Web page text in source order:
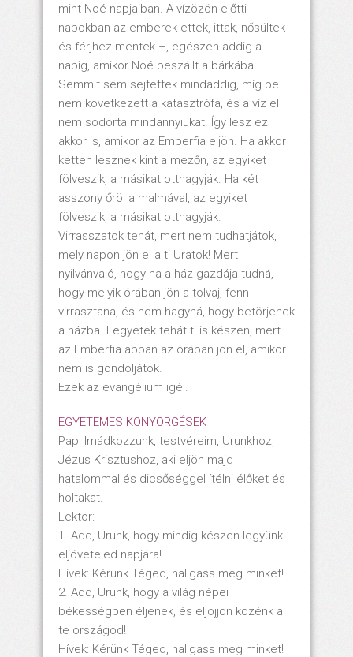
mint Noé napjaiban. A vízözön előtti
napokban az emberek ettek, ittak, nősültek
és férjhez mentek –, egészen addig a
napig, amikor Noé beszállt a bárkába.
Semmit sem sejtettek mindaddig, míg be
nem következett a katasztrófa, és a víz el
nem sodorta mindannyiukat. Így lesz ez
akkor is, amikor az Emberfia eljön. Ha akkor
ketten lesznek kint a mezőn, az egyiket
fölveszik, a másikat otthagyják. Ha két
asszony őröl a malmával, az egyiket
fölveszik, a másikat otthagyják.
Virrasszatok tehát, mert nem tudhatjátok,
mely napon jön el a ti Uratok! Mert
nyilvánvaló, hogy ha a ház gazdája tudná,
hogy melyik órában jön a tolvaj, fenn
virrasztana, és nem hagyná, hogy betörjenek
a házba. Legyetek tehát ti is készen, mert
az Emberfia abban az órában jön el, amikor
nem is gondoljátok.
Ezek az evangélium igéi.
EGYETEMES KÖNYÖRGÉSEK
Pap: Imádkozzunk, testvéreim, Urunkhoz,
Jézus Krisztushoz, aki eljön majd
hatalommal és dicsőséggel ítélni élőket és
holtakat.
Lektor:
1. Add, Urunk, hogy mindig készen legyünk
eljöveteled napjára!
Hívek: Kérünk Téged, hallgass meg minket!
2. Add, Urunk, hogy a világ népei
békességben éljenek, és eljöjjön közénk a
te országod!
Hívek: Kérünk Téged, hallgass meg minket!